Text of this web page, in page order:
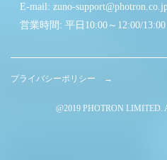
E-mail: zuno-
営業時間: 平日10:00～12:00/
プライバシーポリシー →
@2019 PHOTRON LIMITED.